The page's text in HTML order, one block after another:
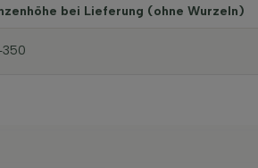
bei Lieferung (ohne Wurzeln)